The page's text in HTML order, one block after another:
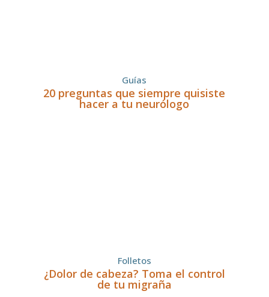
Guías
20 preguntas que siempre quisiste
hacer a tu neurólogo
Folletos
¿Dolor de cabeza? Toma el control
de tu migraña